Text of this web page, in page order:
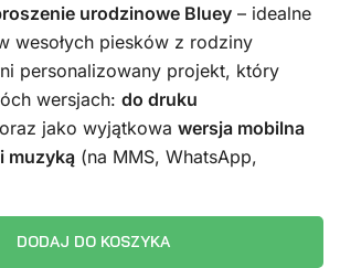
zł.
cena
wynosi:
14,99 zł.
urodzinowe Bluey – idealne
wesołych piesków z rodziny
personalizowany projekt, który
wersjach: do druku
jako wyjątkowa wersja mobilna
muzyką (na MMS, WhatsApp,
DODAJ DO KOSZYKA